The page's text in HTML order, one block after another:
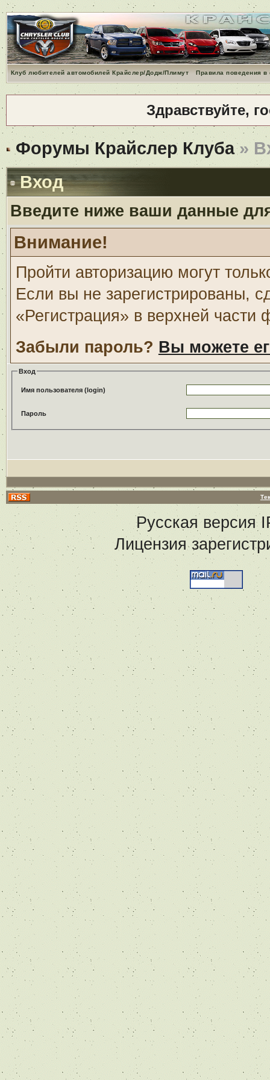
Клуб любителей автомобилей Крайслер/Додж/Плимут Правила поведения
Здравствуйте,
Форумы Крайслер Клуба»
Вход
Введите ниже ваши данные
Внимание!
Пройти авторизацию могут
Если вы не зарегистрированы,
«Регистрация» в верхней части
Забыли пароль? Вы можете
Вход
Имя пользователя (login)
Пароль
Русская версия
Лицензия